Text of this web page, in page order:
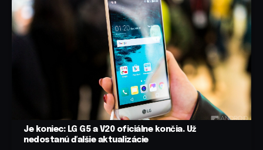
Je koniec: LG G5 a V20 oficiálne končia. Už
nedostanú ďalšie aktualizácie